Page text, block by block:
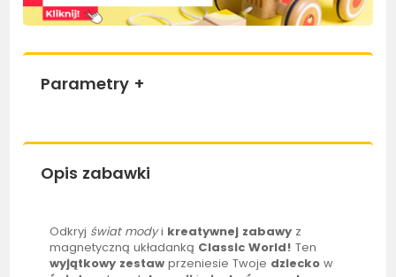
Parametry +
Opis zabawki
Odkryj świat modyi kreatywnej zabawy z
magnetyczną układanką Classic World! Ten
wyjątkowy zestaw przeniesie Twoje dziecko w